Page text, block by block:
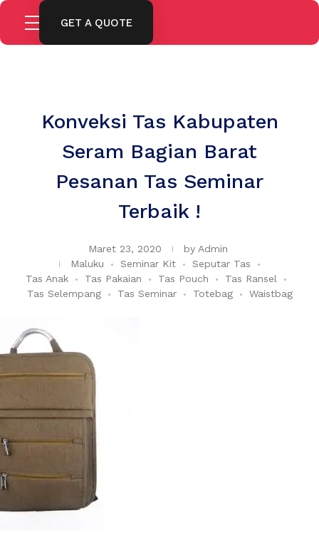
GET A QUOTE
Konveksi Tas Kabupaten
Seram Bagian Barat
Pesanan Tas Seminar
Terbaik !
Maret 23, 2020 by Admin
Maluku
Seminar Kit
Seputar Tas
Tas Anak
Tas Pakaian Tas Pouch
Tas Ransel
Tas Selempang
Tas Seminar Totebag Waistbag